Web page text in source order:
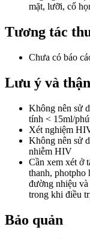
mặt, lưỡi, cổ
Tương tác
Chưa có báo
Lưu ý và
Không nên sử
tính < 15ml/
Xét nghiệm
Không nên sử
nhiễm HIV
Cần xem xét ở
thanh, photpho
đường nhiệu
trong khi điều
Bảo quản